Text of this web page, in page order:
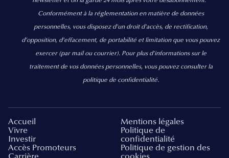
Conformément à la réglementation en matière de données
personnelles, vous disposez d'un droit d'accès, de rectification,
d’opposition, d’effacement, de portabilité et limitation que vous pouvez
exercer (par mail ou courrier). Pour plus d’informations sur le
traitement de vos données personnelles, vous pouvez consulter la
politique de confidentialité.
Accueil
Vivre
Investir
Accès Promoteurs
Mentions légales
Politique de
confidentialité
Politique de gestion des